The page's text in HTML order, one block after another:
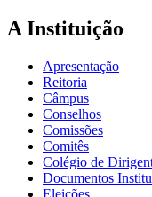
A Instituição
Apresentação
Reitoria
Câmpus
Conselhos
Comissões
Comitês
Colégio de
Documentos
Eleições